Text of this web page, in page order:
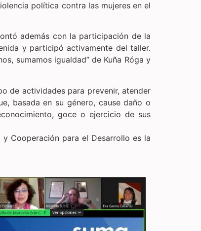
política contra las mujeres en el
además con la participación de la
y participó activamente del taller.
sumamos igualdad” de Kuña Róga y
de actividades para prevenir, atender
basada en su género, cause daño o
goce o ejercicio de sus
Cooperación para el Desarrollo es la